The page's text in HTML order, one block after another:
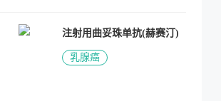
注射用曲妥珠单抗(赫赛汀)
乳腺癌